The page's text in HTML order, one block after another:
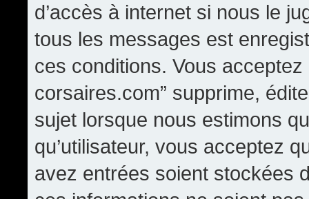
d’accès à internet si nous le
tous les messages est
ces conditions. Vous
corsaires.com” supprime,
sujet lorsque nous estimons
qu’utilisateur, vous acceptez
avez entrées soient stockées